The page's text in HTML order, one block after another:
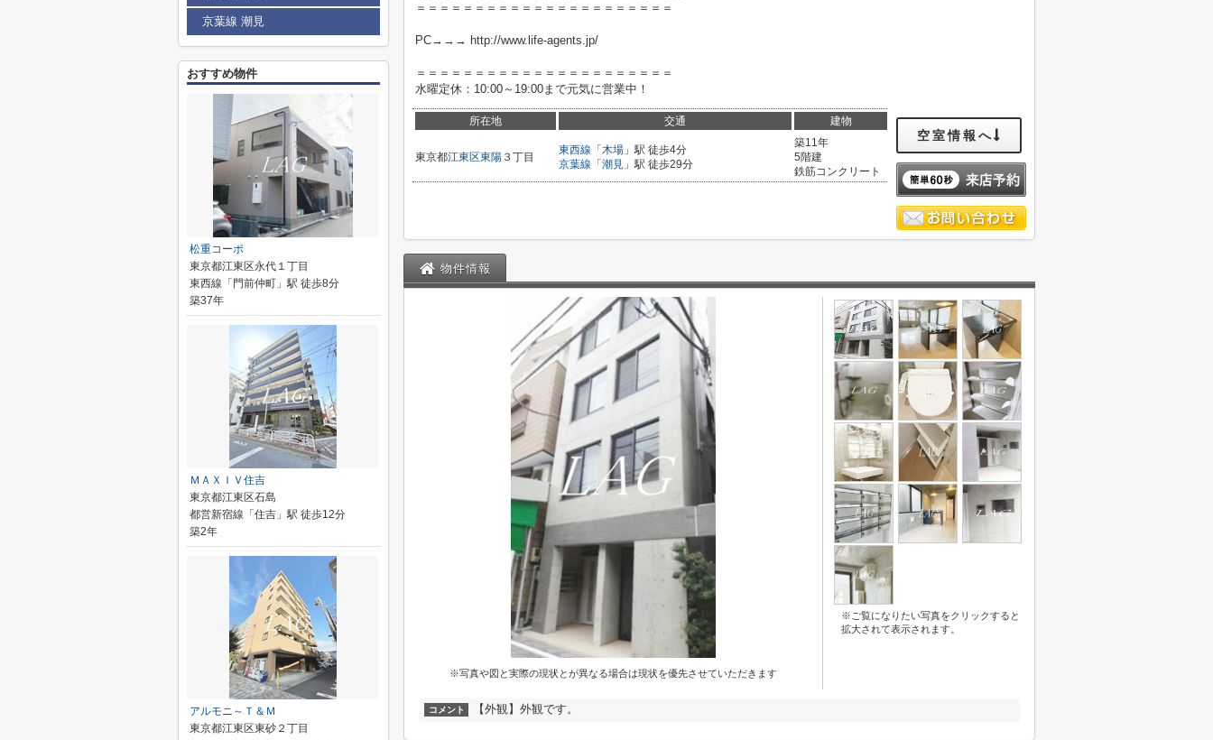
＝＝＝＝＝＝＝＝＝＝＝＝＝＝＝＝＝＝＝＝＝＝
PC→→→ http://www.life-agents.jp/
＝＝＝＝＝＝＝＝＝＝＝＝＝＝＝＝＝＝＝＝＝＝
水曜定休：10:00～19:00まで元気に営業中！
所在地 交通 建物
東京都江東区東陽 ３丁目
東西線 「 木場 」駅 徒歩4分
京葉線 「 潮見 」駅 徒歩29分
築11年
5階建
鉄筋コンクリート
空室情報へ
物件情報
※写真や図と実際の現状とが異なる場合は現状を優先させていただきます
※ご覧になりたい写真をクリックすると
拡大されて表示されます。
コメント 【外観】外観です。
京葉線 潮見
おすすめ物件
松重コーポ
東京都江東区永代１丁目
東西線「門前仲町」駅 徒歩8分
築37年
ＭＡＸＩＶ住吉
東京都江東区石島
都営新宿線「住吉」駅 徒歩12分
築2年
アルモニ～Ｔ＆Ｍ
東京都江東区東砂２丁目